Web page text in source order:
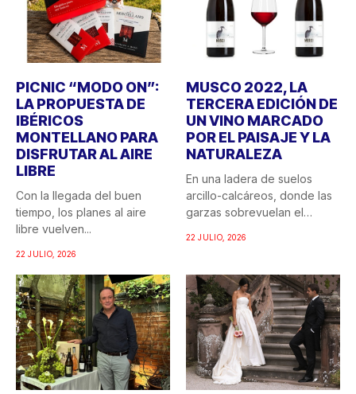
PICNIC “MODO ON”:
LA PROPUESTA DE
IBÉRICOS
MONTELLANO PARA
DISFRUTAR AL AIRE
LIBRE
Con la llegada del buen
tiempo, los planes al aire
libre vuelven...
22 JULIO, 2026
MUSCO 2022, LA
TERCERA EDICIÓN DE
UN VINO MARCADO
POR EL PAISAJE Y LA
NATURALEZA
En una ladera de suelos
arcillo-calcáreos, donde las
garzas sobrevuelan el
22 JULIO, 2026